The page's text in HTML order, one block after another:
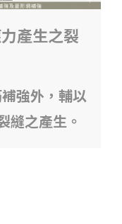
產生之裂
強外，輔以
縫之產生。